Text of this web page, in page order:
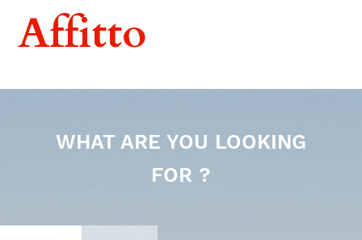
Affitto
WHAT ARE YOU LOOKING
FOR ?